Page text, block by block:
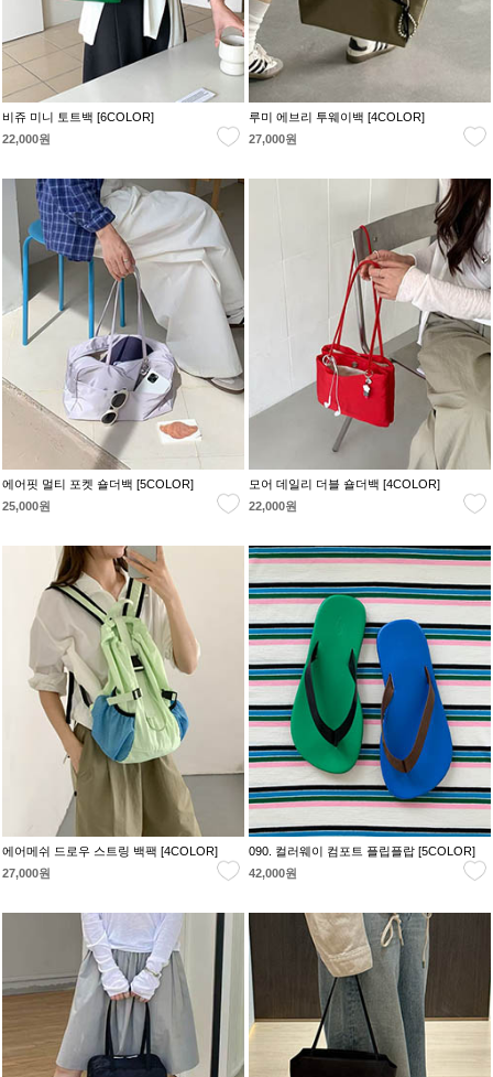
비쥬 미니 토트백 [6COLOR]
22,000원
루미 에브리 투웨이백 [4COLOR]
27,000원
에어핏 멀티 포켓 숄더백 [5COLOR]
25,000원
모어 데일리 더블 숄더백 [4COLOR]
22,000원
에어메쉬 드로우 스트링 백팩 [4COLOR]
27,000원
090. 컬러웨이 컴포트 플립플랍 [5COLOR]
42,000원